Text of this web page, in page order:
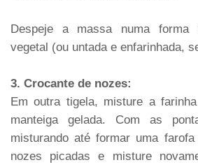
Despeje a massa numa forma
vegetal (ou untada e enfarinhada,
3. Crocante de nozes:
Em outra tigela, misture a
manteiga gelada. Com as
misturando até formar uma
nozes picadas e misture